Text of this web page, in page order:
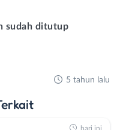
sudah ditutup
5 tahun lalu
hari ini